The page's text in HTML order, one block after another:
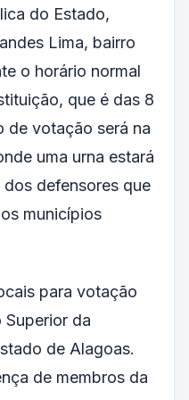
do Estado,
Lima, bairro
o horário normal
que é das 8
de votação será na
uma urna estará
defensores que
municípios
para votação
da
de Alagoas.
de membros da